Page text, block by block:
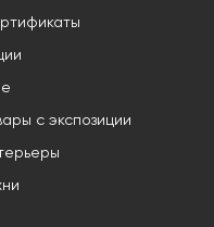
с экспозиции